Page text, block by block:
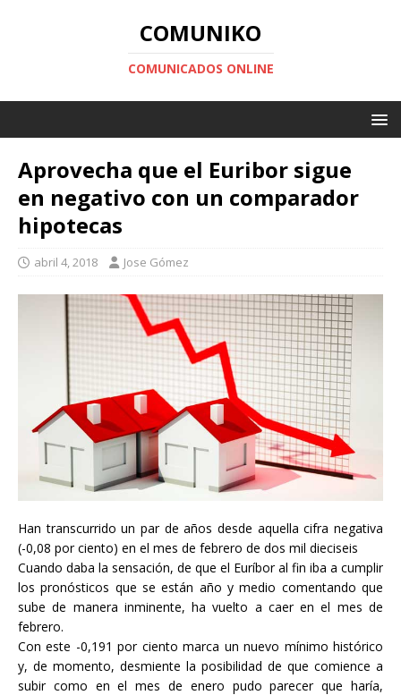
COMUNIKO
COMUNICADOS ONLINE
Aprovecha que el Euribor sigue
en negativo con un comparador
hipotecas
abril 4, 2018 Jose Gómez
Han transcurrido un par de años desde aquella cifra negativa
(-0,08 por ciento) en el mes de febrero de dos mil dieciseis
Cuando daba la sensación, de que el Euríbor al fin iba a cumplir
los pronósticos que se están año y medio comentando que
sube de manera inminente, ha vuelto a caer en el mes de
febrero.
Con este -0,191 por ciento marca un nuevo mínimo histórico
y, de momento, desmiente la posibilidad de que comience a
subir como en el mes de enero pudo parecer que haría,